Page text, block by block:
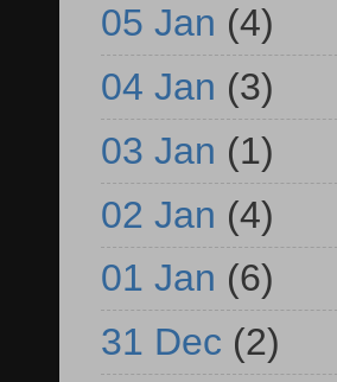
05 Jan (4)
04 Jan (3)
03 Jan (1)
02 Jan (4)
01 Jan (6)
31 Dec (2)